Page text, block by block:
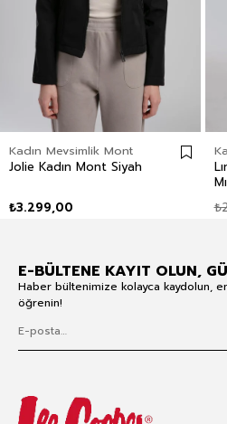
Kadın Mevsimlik Mont
Jolie Kadın Mont Siyah
₺3.299,00
E-BÜLTENE KAYIT OLUN,
Haber bültenimize kolayca kaydolun,
öğrenin!